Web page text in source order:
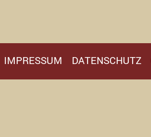
IMPRESSUM DATENSCHUTZ